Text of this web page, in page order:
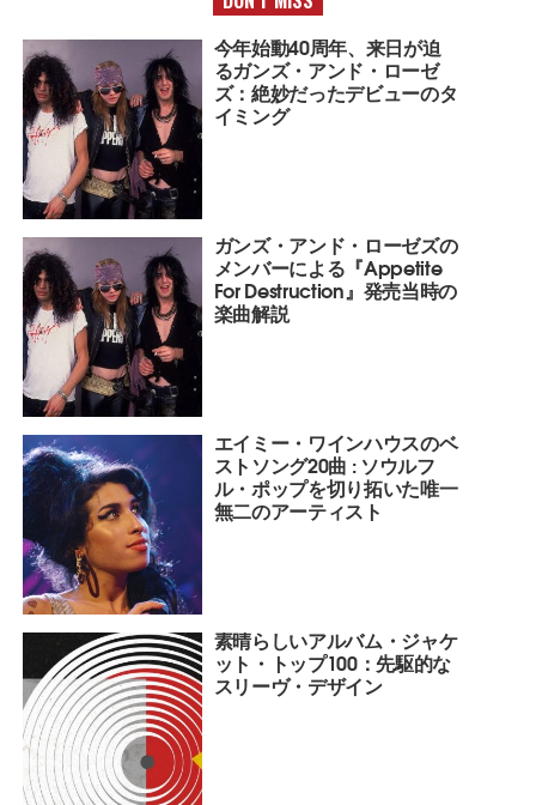
今年始動40周年、来日が迫
るガンズ・アンド・ローゼ
ズ：絶妙だったデビューのタ
イミング
ガンズ・アンド・ローゼズの
メンバーによる『Appetite
For Destruction』発売当時の
楽曲解説
エイミー・ワインハウスのベ
ストソング20曲 : ソウルフ
ル・ポップを切り拓いた唯一
無二のアーティスト
素晴らしいアルバム・ジャケ
ット・トップ100：先駆的な
スリーヴ・デザイン